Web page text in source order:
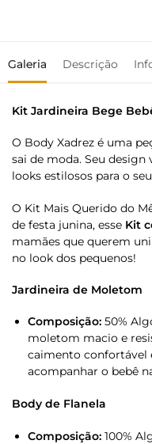
Galeria Descrição
Kit Jardineira Bege
O Body Xadrez é uma
sai de moda. Seu
looks estilosos para o
O Kit Mais Querido do
de festa junina, esse Kit
mamães que querem
no look dos pequenos!
Jardineira de Moletom
Composição: 50%
moletom macio e
caimento confortável
acompanhar o bebê
Body de Flanela
Composição: 100%